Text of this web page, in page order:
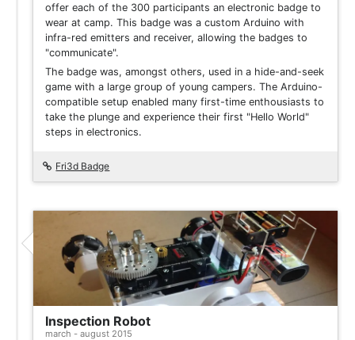
offer each of the 300 participants an electronic badge to
wear at camp. This badge was a custom Arduino with
infra-red emitters and receiver, allowing the badges to
"communicate".
The badge was, amongst others, used in a hide-and-seek
game with a large group of young campers. The Arduino-
compatible setup enabled many first-time enthousiasts to
take the plunge and experience their first "Hello World"
steps in electronics.
Fri3d Badge
Inspection Robot
march - august 2015